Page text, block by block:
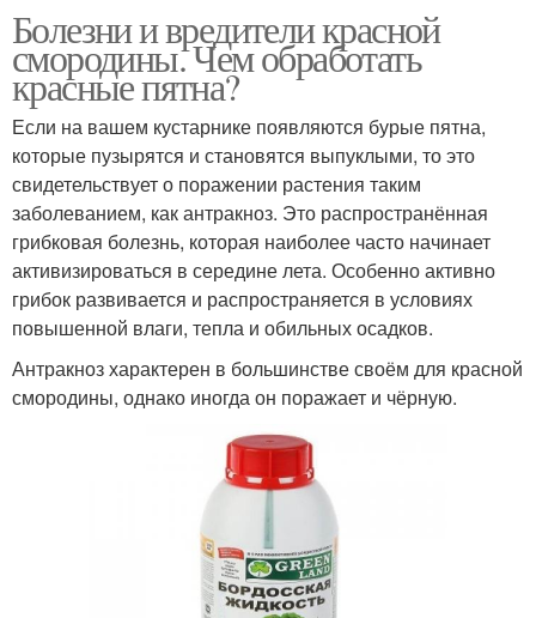
Болезни и вредители красной
смородины. Чем обработать
красные пятна?
Если на вашем кустарнике появляются бурые пятна,
которые пузырятся и становятся выпуклыми, то это
свидетельствует о поражении растения таким
заболеванием, как антракноз. Это распространённая
грибковая болезнь, которая наиболее часто начинает
активизироваться в середине лета. Особенно активно
грибок развивается и распространяется в условиях
повышенной влаги, тепла и обильных осадков.
Антракноз характерен в большинстве своём для красной
смородины, однако иногда он поражает и чёрную.